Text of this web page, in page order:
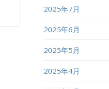
2025年7月
2025年6月
2025年5月
2025年4月